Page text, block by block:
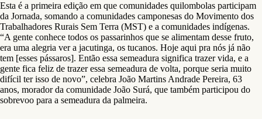
Esta é a primeira edição em que comunidades quilombolas participam
da Jornada, somando a comunidades camponesas do Movimento dos
Trabalhadores Rurais Sem Terra (MST) e a comunidades indígenas.
“A gente conhece todos os passarinhos que se alimentam desse fruto,
era uma alegria ver a jacutinga, os tucanos. Hoje aqui pra nós já não
tem [esses pássaros]. Então essa semeadura significa trazer vida, e a
gente fica feliz de trazer essa semeadura de volta, porque seria muito
difícil ter isso de novo”, celebra João Martins Andrade Pereira, 63
anos, morador da comunidade João Surá, que também participou do
sobrevoo para a semeadura da palmeira.